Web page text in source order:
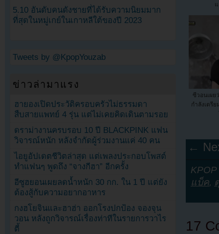
ซีวอนเผย
กำลังเตรี
←
แบ็ค,
17
5.10 อันดับคนดังชายที่ได้รับความนิยมมาก
ที่สุดในหมู่เกย์ในเกาหลีใต้ของปี 2023
Tweets by @KpopYouzab
ข่าวล่ามาแรง
ฮายองเปิดประวัติครอบครัวไม่ธรรมดา
สืบสายแพทย์ 4 รุ่น แต่ไม่เคยคิดเดินตามรอย
ดราม่างานครบรอบ 10 ปี BLACKPINK แฟน
วิจารณ์หนัก หลังจำกัดผู้ร่วมงานแค่ 40 คน
ไอยูอัปเดตชีวิตล่าสุด แต่เพลงประกอบโพสต์
ทำแฟนๆ พูดถึง “จางกีฮา” อีกครั้ง
อีซูฮยอนเผยลดน้ำหนัก 30 กก. ใน 1 ปี แต่ยัง
ต้องสู้กับความอยากอาหาร
กงฮโยจินและฮาฮ่า ออกโรงปกป้อง จองจุน
วอน หลังถูกวิจารณ์เรื่องท่าทีในรายการวาไร
ตี้